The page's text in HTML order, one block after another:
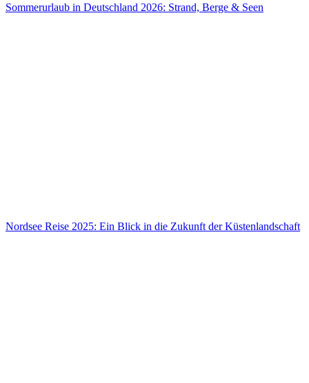
Sommerurlaub in Deutschland 2026: Strand, Berge & Seen
Nordsee Reise 2025: Ein Blick in die Zukunft der Küstenlandschaft